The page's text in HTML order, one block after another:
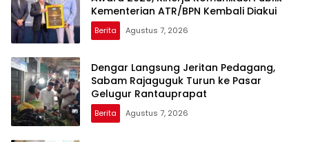
Kementerian ATR/BPN Kembali Diakui
Berita Agustus 7, 2026
Dengar Langsung Jeritan Pedagang,
Sabam Rajaguguk Turun ke Pasar
Gelugur Rantauprapat
Berita Agustus 7, 2026